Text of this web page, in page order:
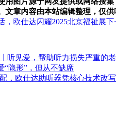
文章内容由本站编辑整理，仅
，欧仕达闪耀2025北京福祉展下
听见爱，帮助听力损失严重的
“隐形”，但从不缺席
，欧仕达助听器凭核心技术改